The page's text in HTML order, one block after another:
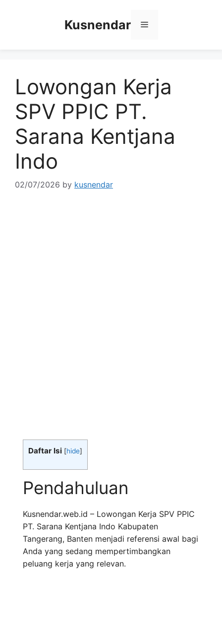
Kusnendar Menu
Lowongan Kerja
SPV PPIC PT.
Sarana Kentjana
Indo
02/07/2026 by kusnendar
Daftar Isi [hide]
Pendahuluan
Kusnendar.web.id – Lowongan Kerja SPV PPIC
PT. Sarana Kentjana Indo Kabupaten
Tangerang, Banten menjadi referensi awal bagi
Anda yang sedang mempertimbangkan
peluang kerja yang relevan.